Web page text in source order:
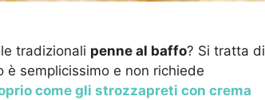
tradizionali penne al baffo? Si tratta di
semplicissimo e non richiede
come gli strozzapreti con crema